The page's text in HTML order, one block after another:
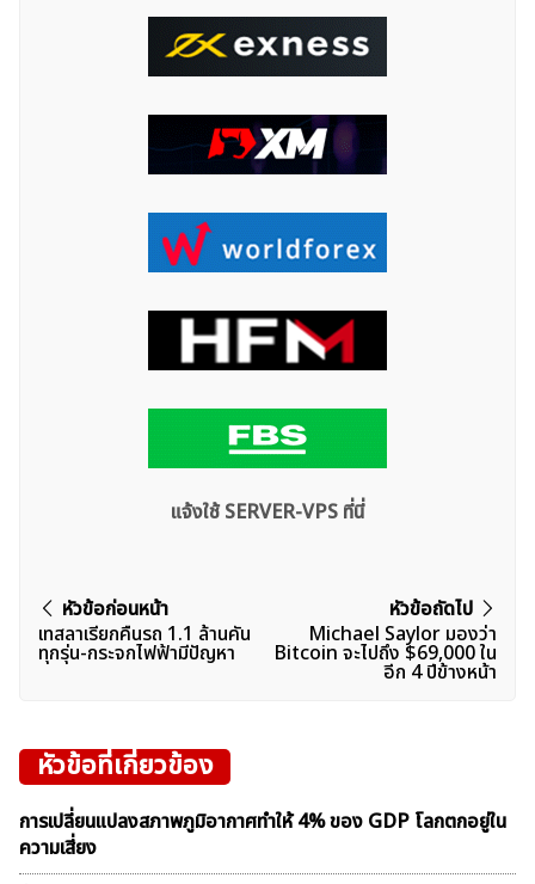
แจ้งใช้ SERVER-VPS ที่นี่
แนะแนว
เรื่อง
หัวข้อก่อนหน้า
เทสลาเรียกคืนรถ 1.1 ล้านคัน
ทุกรุ่น-กระจกไฟฟ้ามีปัญหา
หัวข้อถัดไป
Michael Saylor มองว่า
Bitcoin จะไปถึง $69,000 ใน
อีก 4 ปีข้างหน้า
หัวข้อที่เกี่ยวข้อง
การเปลี่ยนแปลงสภาพภูมิอากาศทำให้ 4% ของ GDP โลกตกอยู่ใน
ความเสี่ยง